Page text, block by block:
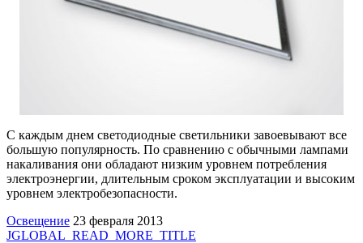
С каждым днем светодиодные светильники завоевывают все
большую популярность. По сравнению с обычными лампами
накаливания они обладают низким уровнем потребления
электроэнергии, длительным сроком эксплуатации и высоким
уровнем электробезопасности.
Освещение 23 февраля 2013
JGLOBAL_READ_MORE_TITLE